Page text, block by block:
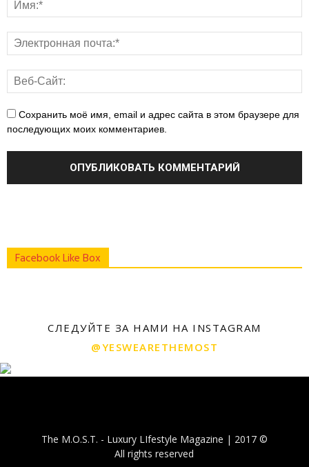
Сохранить моё имя, email и адрес сайта в этом браузере для
последующих моих комментариев.
Facebook Like Box
СЛЕДУЙТЕ ЗА НАМИ НА INSTAGRAM
@YESWEARETHEMOST
The M.O.S.T. - Luxury LIfestyle Magazine | 2017 ©
All rights reserved